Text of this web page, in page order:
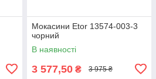
Мокасини Etor 13574-003-3
чорний
В наявності
3 577,50 ₴ 3 975 ₴